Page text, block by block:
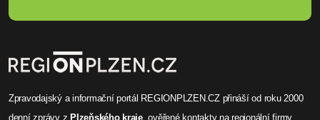
Zpravodajský a informační portál REGIONPLZEN.CZ přináší od roku 2000
denní zprávyz Plzeňského kraje, ověřené kontakty na regionální firmy,